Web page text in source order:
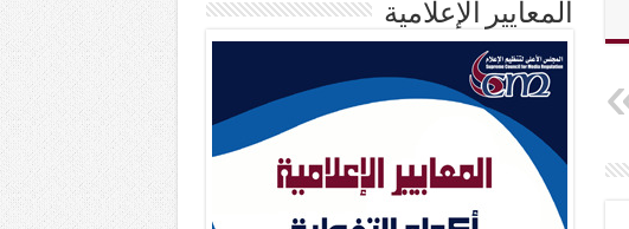
المعايير الإعلامية